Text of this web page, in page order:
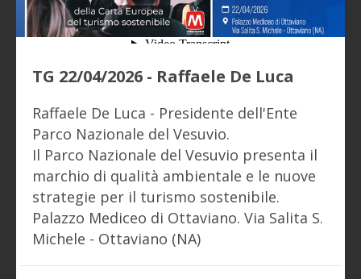
TG 22/04/2026 - Raffaele De Luca
Raffaele De Luca - Presidente dell'Ente
Parco Nazionale del Vesuvio.
Il Parco Nazionale del Vesuvio presenta il
marchio di qualità ambientale e le nuove
strategie per il turismo sostenibile.
Palazzo Mediceo di Ottaviano. Via Salita S.
Michele - Ottaviano (NA)